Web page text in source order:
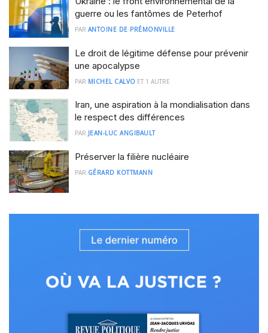
guerre ou les fantômes de Peterhof
PAR ANTOINE DE PRÉMONVILLE
Le droit de légitime défense pour prévenir
une apocalypse
PAR MICHEL CALVO ET 1 AUTRE
Iran, une aspiration à la mondialisation dans
le respect des différences
PAR JEAN-LUC ANGIBAULT
Préserver la filière nucléaire
PAR GÉRARD KOTTMANN